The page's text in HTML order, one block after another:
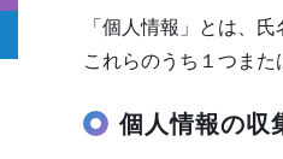
「個人情報」とは、
これらのうち１つまた
個人情報の収